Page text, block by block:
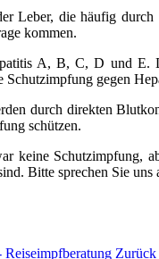
Leber, die häufig
kommen.
A, B, C, D und E.
Schutzimpfung gegen
durch direkten
schützen.
keine Schutzimpfung,
Bitte sprechen Sie
Zurück